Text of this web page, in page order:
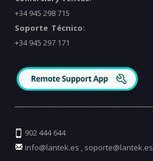
+34 945 298 715
Soporte Técnico:
+34 945 297 171
902 444 644
info@lantek.es
soporte@lantek.es